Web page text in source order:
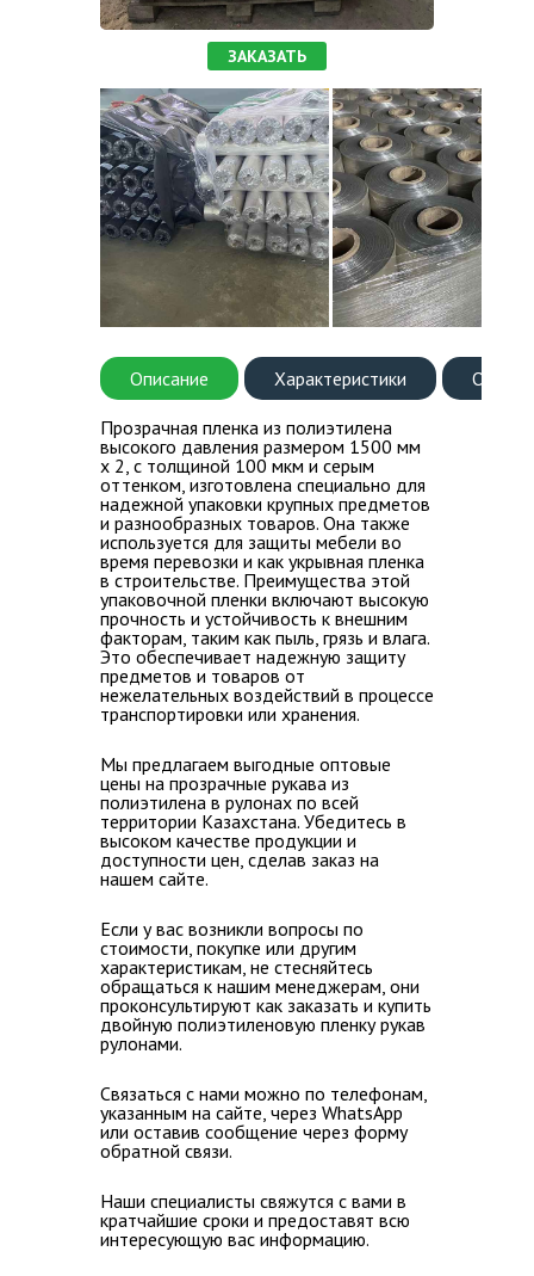
ВОПРОС-ОТВЕТ
КОНТАКТЫ
ЗАКАЗАТЬ
Описание Характеристики Оплата
Прозрачная пленка из полиэтилена
высокого давления размером 1500 мм
х 2, с толщиной 100 мкм и серым
оттенком, изготовлена специально для
надежной упаковки крупных предметов
и разнообразных товаров. Она также
используется для защиты мебели во
время перевозки и как укрывная пленка
в строительстве. Преимущества этой
упаковочной пленки включают высокую
прочность и устойчивость к внешним
факторам, таким как пыль, грязь и влага.
Это обеспечивает надежную защиту
предметов и товаров от
нежелательных воздействий в процессе
транспортировки или хранения.
Мы предлагаем выгодные оптовые
цены на прозрачные рукава из
полиэтилена в рулонах по всей
территории Казахстана. Убедитесь в
высоком качестве продукции и
доступности цен, сделав заказ на
нашем сайте.
Если у вас возникли вопросы по
стоимости, покупке или другим
характеристикам, не стесняйтесь
обращаться к нашим менеджерам, они
проконсультируют как заказать и купить
двойную полиэтиленовую пленку рукав
рулонами.
Связаться с нами можно по телефонам,
указанным на сайте, через WhatsApp
или оставив сообщение через форму
обратной связи.
Наши специалисты свяжутся с вами в
кратчайшие сроки и предоставят всю
интересующую вас информацию.